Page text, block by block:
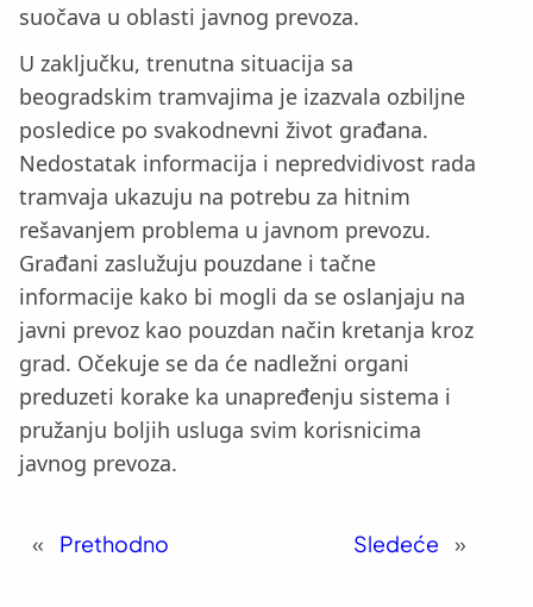
suočava u oblasti javnog prevoza.
U zaključku, trenutna situacija sa
beogradskim tramvajima je izazvala ozbiljne
posledice po svakodnevni život građana.
Nedostatak informacija i nepredvidivost rada
tramvaja ukazuju na potrebu za hitnim
rešavanjem problema u javnom prevozu.
Građani zaslužuju pouzdane i tačne
informacije kako bi mogli da se oslanjaju na
javni prevoz kao pouzdan način kretanja kroz
grad. Očekuje se da će nadležni organi
preduzeti korake ka unapređenju sistema i
pružanju boljih usluga svim korisnicima
javnog prevoza.
« Prethodno Sledeće »